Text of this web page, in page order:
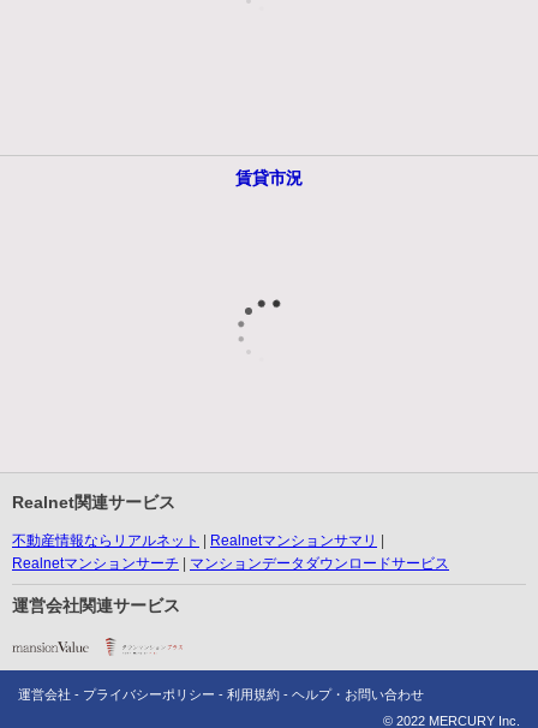
賃貸市況
Realnet関連サービス
不動産情報ならリアルネット
Realnetマンションサマリ
Realnetマンションサーチ
マンションデータダウンロードサービス
運営会社関連サービス
運営会社 プライバシーポリシー 利用規約
ヘルプ・お問い合わせ
© 2022 MERCURY Inc.